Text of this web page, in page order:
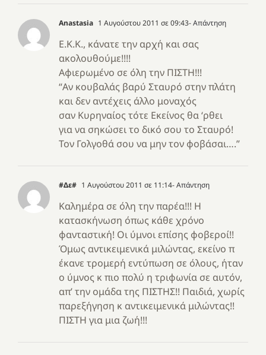
Anastasia 1 Αυγούστου 2011 σε 09:43- Απάντηση
Ε.Κ.Κ., κάνατε την αρχή και σας
ακολουθούμε!!!!
Αφιερωμένο σε όλη την ΠΙΣΤΗ!!!
“Αν κουβαλάς βαρύ Σταυρό στην πλάτη
και δεν αντέχεις άλλο μοναχός
σαν Κυρηναίος τότε Εκείνος θα ‘ρθει
για να σηκώσει το δικό σου το Σταυρό!
Τον Γολγοθά σου να μην τον φοβάσαι….”
#Δε# 1 Αυγούστου 2011 σε 11:14- Απάντηση
Καλημέρα σε όλη την παρέα!!! Η
κατασκήνωση όπως κάθε χρόνο
φανταστική! Οι ύμνοι επίσης φοβεροί!!
Όμως αντικειμενικά μιλώντας, εκείνο π
έκανε τρομερή εντύπωση σε όλους, ήταν
ο ύμνος κ πιο πολύ η τριφωνία σε αυτόν,
απ’ την ομάδα της ΠΙΣΤΗΣ!! Παιδιά, χωρίς
παρεξήγηση κ αντικειμενικά μιλώντας!!
ΠΙΣΤΗ για μια ζωή!!!